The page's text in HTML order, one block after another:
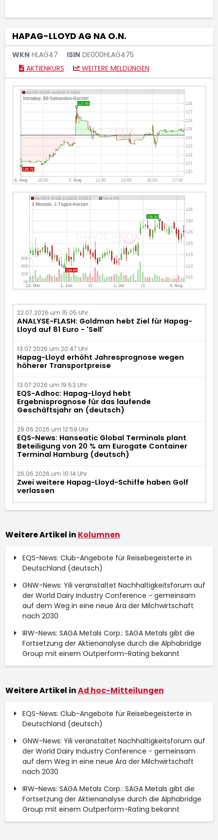
HAPAG-LLOYD AG NA O.N.
WKN HLAG47 ISIN DE000HLAG475
AKTIENKURS
WEITERE MELDUNGEN
22.07.2026 um 15:05 Uhr
ANALYSE-FLASH: Goldman hebt Ziel für Hapag-
Lloyd auf 81 Euro - 'Sell'
13.07.2026 um 20:47 Uhr
Hapag-Lloyd erhöht Jahresprognose wegen
höherer Transportpreise
13.07.2026 um 19:53 Uhr
EQS-Adhoc: Hapag-Lloyd hebt
Ergebnisprognose für das laufende
Geschäftsjahr an (deutsch)
29.06.2026 um 12:59 Uhr
EQS-News: Hanseatic Global Terminals plant
Beteiligung von 20 % am Eurogate Container
Terminal Hamburg (deutsch)
26.06.2026 um 10:14 Uhr
Zwei weitere Hapag-Lloyd-Schiffe haben Golf
verlassen
Weitere Artikel in Kolumnen
EQS-News: Club-Angebote für Reisebegeisterte in
Deutschland (deutsch)
GNW-News: Yili veranstaltet Nachhaltigkeitsforum auf
der World Dairy Industry Conference - gemeinsam
auf dem Weg in eine neue Ära der Milchwirtschaft
nach 2030
IRW-News: SAGA Metals Corp.: SAGA Metals gibt die
Fortsetzung der Aktienanalyse durch die Alphabridge
Group mit einem Outperform-Rating bekannt
Weitere Artikel inAd hoc-Mitteilungen
EQS-News: Club-Angebote für Reisebegeisterte in
Deutschland (deutsch)
GNW-News: Yili veranstaltet Nachhaltigkeitsforum auf
der World Dairy Industry Conference - gemeinsam
auf dem Weg in eine neue Ära der Milchwirtschaft
nach 2030
IRW-News: SAGA Metals Corp.: SAGA Metals gibt die
Fortsetzung der Aktienanalyse durch die Alphabridge
Group mit einem Outperform-Rating bekannt